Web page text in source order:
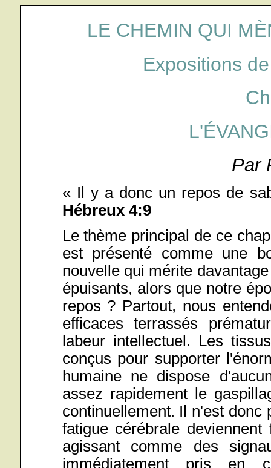
LE CHEMIN QUI
Expositions
Par
« Il y a donc un repos de
Hébreux 4:9
Le thème principal de ce
est présenté comme une
nouvelle qui mérite
épuisants, alors que notre
repos ? Partout, nous
efficaces terrassés
labeur intellectuel. Les
conçus pour supporter
humaine ne dispose
assez rapidement le
continuellement. Il n'est donc
fatigue cérébrale
agissant comme des
immédiatement pris en